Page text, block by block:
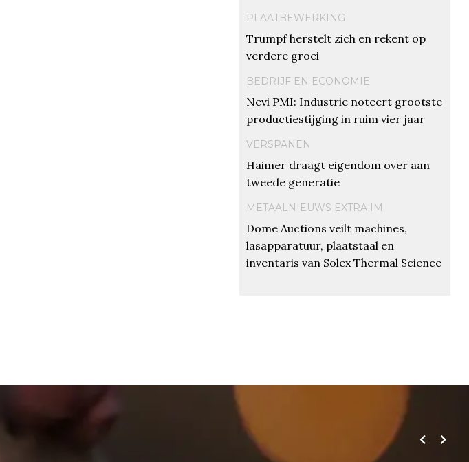
PLAATBEWERKING
Trumpf herstelt zich en rekent op
verdere groei
BEDRIJF EN ECONOMIE
Nevi PMI: Industrie noteert grootste
productiestijging in ruim vier jaar
VERSPANEN
Haimer draagt eigendom over aan
tweede generatie
METAALNIEUWS EXTRA IM
Dome Auctions veilt machines,
lasapparatuur, plaatstaal en
inventaris van Solex Thermal Science